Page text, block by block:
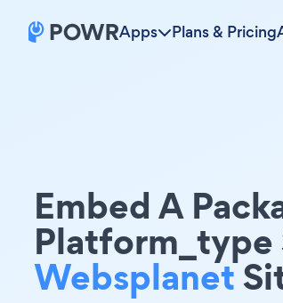
Apps Plans & Pricing
Embed A
Platform_type
Websplanet